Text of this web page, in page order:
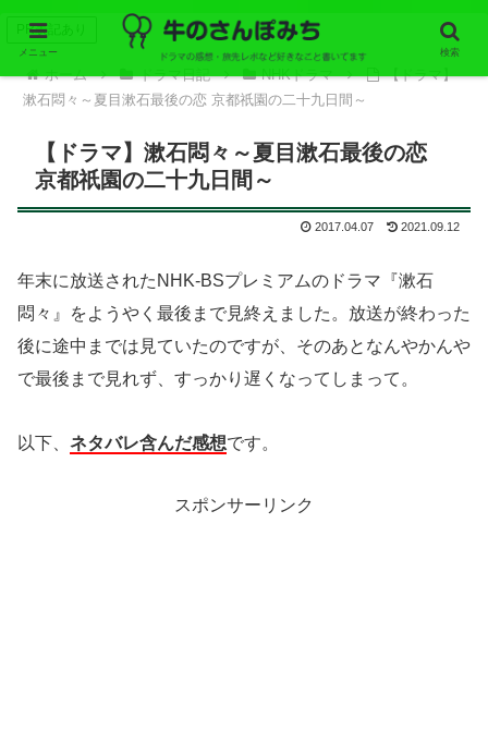
PR表記あり
ホーム ドラマ日記 NHKドラマ
【ドラマ】
漱石悶々～夏目漱石最後の恋 京都祇園の二十九日間～
【ドラマ】漱石悶々～夏目漱石最後の恋
京都祇園の二十九日間～
2017.04.07 2021.09.12
年末に放送されたNHK-BSプレミアムのドラマ『漱石
悶々』をようやく最後まで見終えました。放送が終わった
後に途中までは見ていたのですが、そのあとなんやかんや
で最後まで見れず、すっかり遅くなってしまって。
以下、 ネタバレ含んだ感想です。
スポンサーリンク
メニュー 検索